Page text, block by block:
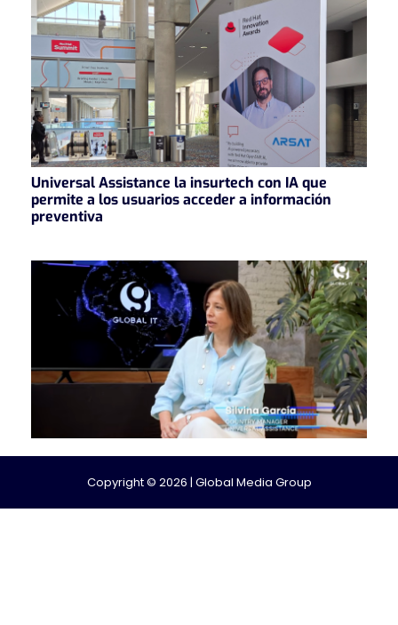
Universal Assistance la insurtech con IA que
permite a los usuarios acceder a información
preventiva